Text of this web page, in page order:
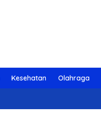
Kesehatan Olahraga